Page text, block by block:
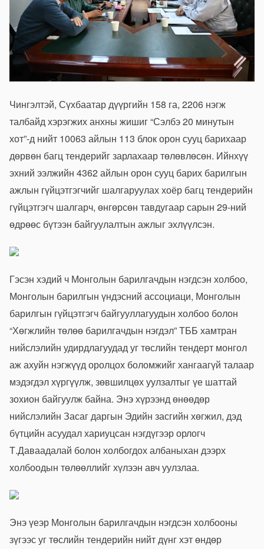
Чингэлтэй, Сүхбаатар дүүргийн 158 га, 2206 нэгж
талбайд хэрэгжих анхны жишиг “Сэлбэ 20 минутын
хот”-д нийт 10063 айлын 113 блок орон сууц барихаар
дөрвөн багц тендерийг зарлахаар төлөвлөсөн. Ийнхүү
эхний ээлжийн 4362 айлын орон сууц барих барилгын
ажлын гүйцэтгэгчийг шалгаруулах хоёр багц тендерийн
гүйцэтгэгч шалгарч, өнгөрсөн тавдугаар сарын 29-ний
өдрөөс бүтээн байгуулалтын ажлыг эхлүүлсэн.
Гэсэн хэдий ч Монголын барилгачдын нэгдсэн холбоо,
Монголын барилгын үндэсний ассоциаци, Монголын
барилгын гүйцэтгэгч байгууллагуудын холбоо болон
“Хөгжлийн төлөө барилгачдын нэгдэл” ТББ хамтран
нийслэлийн удирдлагуудад уг төслийн тендерт монгол
аж ахуйн нэгжүүд оролцох боломжийг хангаагүй талаар
мэдэгдэл хүргүүлж, зөвшилцөх уулзалтыг үе шаттай
зохион байгуулж байна. Энэ хүрээнд өнөөдөр
нийслэлийн Засаг даргын Эдийн засгийн хөгжил, дэд
бүтцийн асуудал хариуцсан нэгдүгээр орлогч
Т.Даваадалай болон холбогдох албаныхан дээрх
холбоодын төлөөллийг хүлээн авч уулзлаа.
Энэ үеэр Монголын барилгачдын нэгдсэн холбооны
зүгээс уг төслийн тендерийн нийт дүнг хэт өндөр